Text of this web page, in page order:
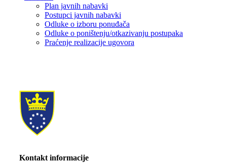
Plan javnih nabavki
Postupci javnih nabavki
Odluke o izboru ponuđača
Odluke o poništenju/otkazivanju postupaka
Praćenje realizacije ugovora
Kontakt informacije